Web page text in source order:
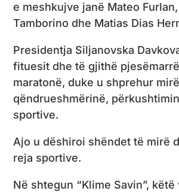
e meshkujve janë Mateo
Tamborino dhe Matias Dias
Presidentja Siljanovska
fituesit dhe të gjithë
maratonë, duke u shprehur
qëndrueshmërinë,
sportive.
Ajo u dëshiroi shëndet të mirë
reja sportive.
Në shtegun “Klime Savin”, këtë